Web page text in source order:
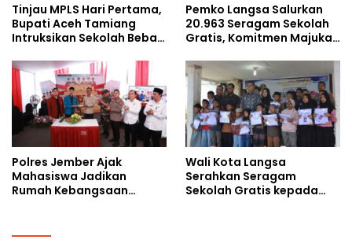
Tinjau MPLS Hari Pertama,
Bupati Aceh Tamiang
Intruksikan Sekolah Bebas
Pemko Langsa Salurkan
20.963 Seragam Sekolah
Gratis, Komitmen Majukan
Polres Jember Ajak
Mahasiswa Jadikan
Rumah Kebangsaan
Wali Kota Langsa
Serahkan Seragam
Sekolah Gratis kepada